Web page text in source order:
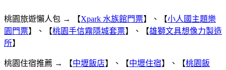
桃園旅遊懶人包 → 【Xpark 水族館門票】、【小人國主題樂
園門票】、【桃園手信霧隱城套票】、【雄獅文具想像力製造
所】
桃園住宿推薦 → 【中壢飯店】、【中壢住宿】、【桃園飯